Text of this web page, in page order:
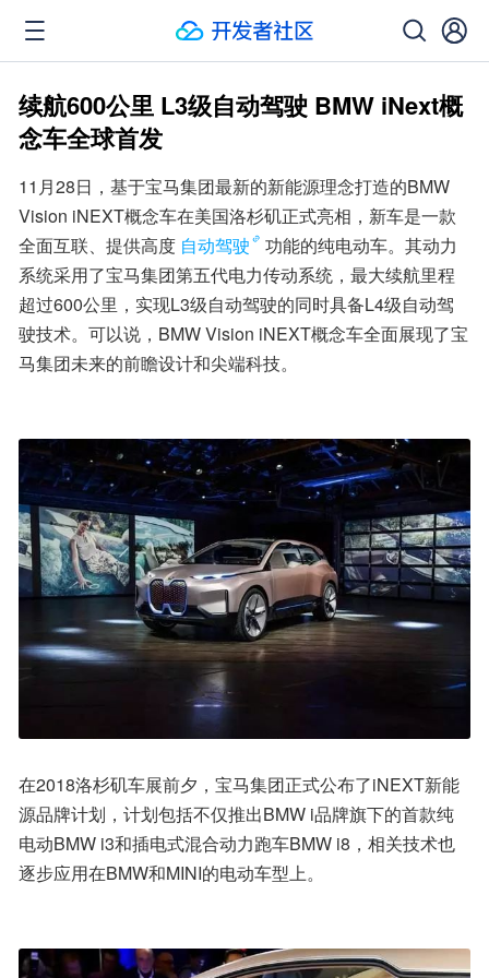
续航600公里 L3级自动驾驶 BMW iNext概
念车全球首发
11月28日，基于宝马集团最新的新能源理念打造的BMW
Vision iNEXT概念车在美国洛杉矶正式亮相，新车是一款
全面互联、提供高度 自动驾驶
功能的纯电动车。其动力
系统采用了宝马集团第五代电力传动系统，最大续航里程
超过600公里，实现L3级自动驾驶的同时具备L4级自动驾
驶技术。可以说，BMW Vision iNEXT概念车全面展现了宝
马集团未来的前瞻设计和尖端科技。
在2018洛杉矶车展前夕，宝马集团正式公布了iNEXT新能
源品牌计划，计划包括不仅推出BMW i品牌旗下的首款纯
电动BMW i3和插电式混合动力跑车BMW i8，相关技术也
逐步应用在BMW和MINI的电动车型上。